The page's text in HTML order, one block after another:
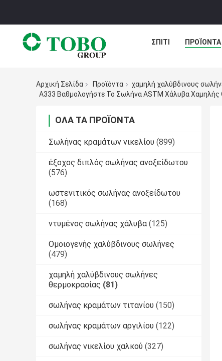
ΣΠΊΤΙ ΠΡΟΪΌΝΤΑ
Αρχική Σελίδα Προϊόντα
χαμηλή χαλύβδινους
A333 Βαθμολογήστε Το Σωλήνα ASTM Χάλυβα
ΌΛΑ ΤΑ ΠΡΟΪΌΝΤΑ
Σωλήνας κραμάτων νικελίου (899)
έξοχος διπλός σωλήνας ανοξείδωτου
(576)
ωστενιτικός σωλήνας ανοξείδωτου
(168)
ντυμένος σωλήνας χάλυβα (125)
Ομοιογενής χαλύβδινους σωλήνες
(479)
χαμηλή χαλύβδινους σωλήνες
θερμοκρασίας (81)
σωλήνας κραμάτων τιτανίου (150)
σωλήνας κραμάτων αργιλίου (122)
σωλήνας νικελίου χαλκού (327)